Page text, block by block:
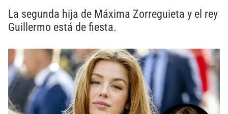
La segunda hija de Máxima Zorreguieta y el rey
Guillermo está de fiesta.